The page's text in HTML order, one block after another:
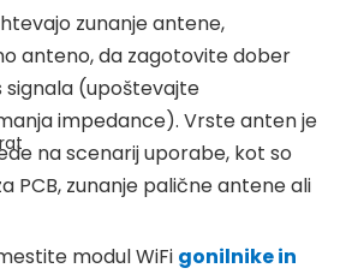
zunanje antene,
anteno, da zagotovite dober
(upoštevajte
impedance). Vrste anten je
na scenarij uporabe, kot so
PCB, zunanje palične antene ali
modul WiFi gonilnike in